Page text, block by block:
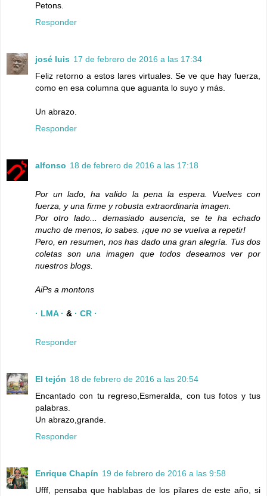
Petons.
Responder
josé luis 17 de febrero de 2016 a las 17:34
Feliz retorno a estos lares virtuales. Se ve que hay fuerza,
como en esa columna que aguanta lo suyo y más.
Un abrazo.
Responder
alfonso 18 de febrero de 2016 a las 17:18
Por un lado, ha valido la pena la espera. Vuelves con
fuerza, y una firme y robusta extraordinaria imagen.
Por otro lado... demasiado ausencia, se te ha echado
mucho de menos, lo sabes. ¡que no se vuelva a repetir!
Pero, en resumen, nos has dado una gran alegría. Tus dos
coletas son una imagen que todos deseamos ver por
nuestros blogs.
AiPs a montons
· LMA · & · CR ·
Responder
El tejón 18 de febrero de 2016 a las 20:54
Encantado con tu regreso,Esmeralda, con tus fotos y tus
palabras.
Un abrazo,grande.
Responder
Enrique Chapín 19 de febrero de 2016 a las 9:58
Ufff, pensaba que hablabas de los pilares de este año, si